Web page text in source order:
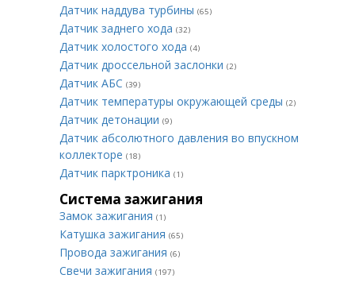
Датчик наддува турбины (65)
Датчик заднего хода (32)
Датчик холостого хода (4)
Датчик дроссельной заслонки (2)
Датчик АБС (39)
Датчик температуры окружающей среды (2)
Датчик детонации (9)
Датчик абсолютного давления во впускном
коллекторе (18)
Датчик парктроника (1)
Система зажигания
Замок зажигания (1)
Катушка зажигания (65)
Провода зажигания (6)
Свечи зажигания (197)